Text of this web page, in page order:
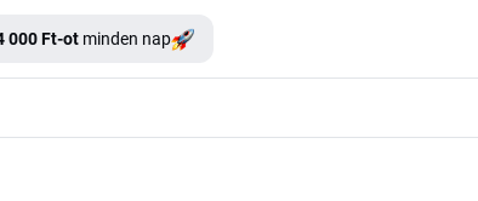
000 Ft-ot minden nap